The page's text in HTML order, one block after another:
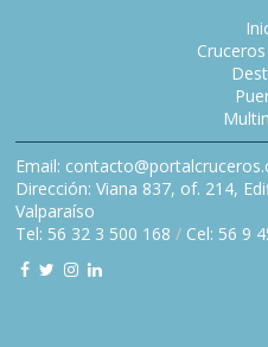
Email:
Dirección: Viana 837, of. 214,
Valparaíso
Tel: 56 32 3 500 168 / Cel: 56 9